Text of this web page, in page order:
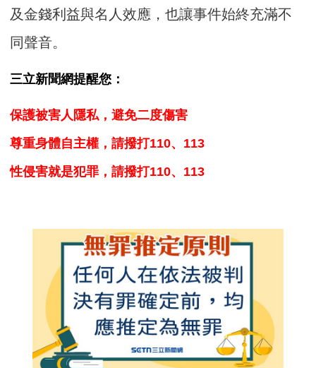
及金錢利益與名人效應，也讓事件始終充滿不
同聲音。
三立新聞網提醒您：
保護被害人隱私，避免二度傷害
尊重身體自主權，請撥打110、113
性侵害就是犯罪，請撥打110、113